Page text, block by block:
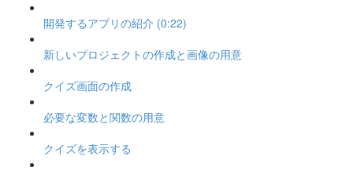
開発するアプリの紹介 (0:22)
新しいプロジェクトの作成と画像の用意
クイズ画面の作成
必要な変数と関数の用意
クイズを表示する